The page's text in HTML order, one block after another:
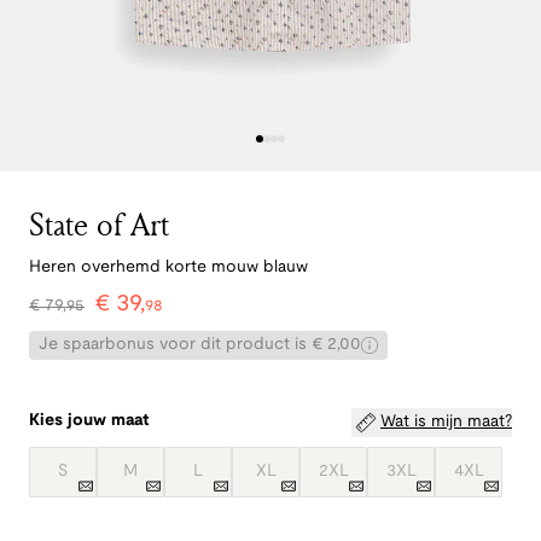
State of Art
Heren overhemd korte mouw blauw
€79,95 € 39,98
Je spaarbonus voor dit product is € 2,00
Kies jouw maat Wat is mijn maat?
S M L XL 2XL 3XL 4XL